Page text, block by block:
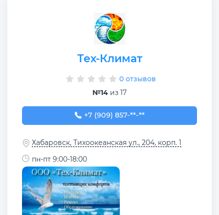
Тех-Климат
0 отзывов
№14 из 17
+7 (909) 857-94-61
+7 (909) 857-**-**
Хабаровск, Тихоокеанская ул., 204, корп. 1
пн-пт 9:00-18:00